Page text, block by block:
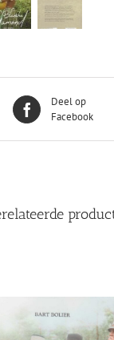
Deel op
Facebook